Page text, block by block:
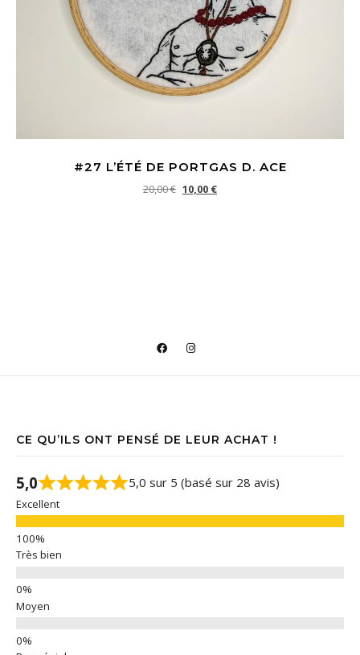
#27 L’ÉTÉ DE PORTGAS D. ACE
20,00€ Le prix initial était : 20,00 €.
10,00 €Le prix actuel est : 10,00 €.
CE QU’ILS ONT PENSÉ DE LEUR ACHAT !
5,0 5,0 sur 5 (basé sur 28 avis)
Excellent
Très bien
Moyen